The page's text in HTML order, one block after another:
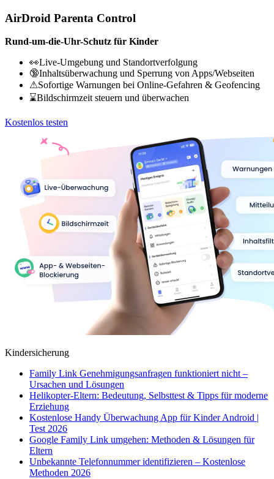
AirDroid Parenta Control
Rund-um-die-Uhr-Schutz für Kinder
👀Live-Umgebung und Standortverfolgung
🔞Inhaltsüberwachung und Sperrung von Apps/Webseiten
⚠Sofortige Warnungen bei Online-Gefahren & Geofencing
⌛Bildschirmzeit steuern und überwachen
Kostenlos testen
Kindersicherung
Family Link Genehmigungsanfragen funktioniert nicht –
Ursachen und Lösungen
Helikopter-Eltern: Bedeutung, Selbsttest & Tipps für moderne
Erziehung
Kostenlose Handy Überwachung App für Kinder Android |
Test 2026
Google Family Link umgehen: Methoden & Lösungen für
Eltern
Unbekannte Telefonnummer identifizieren – Kostenlose
Methoden 2026